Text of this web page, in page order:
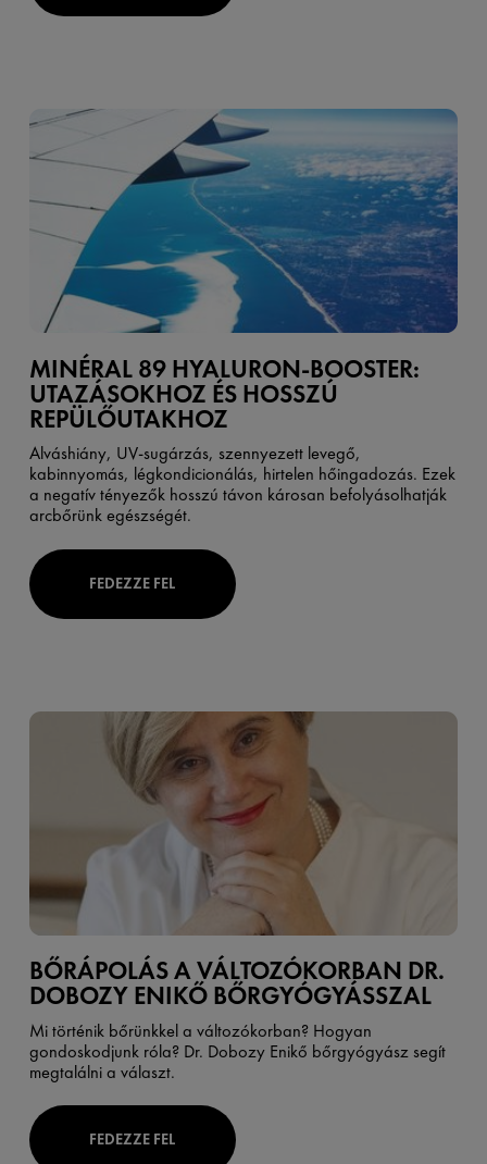
MINÉRAL 89 HYALURON-BOOSTER:
UTAZÁSOKHOZ ÉS HOSSZÚ
REPÜLŐUTAKHOZ
Alváshiány, UV-sugárzás, szennyezett levegő,
kabinnyomás, légkondicionálás, hirtelen hőingadozás. Ezek
a negatív tényezők hosszú távon károsan befolyásolhatják
arcbőrünk egészségét.
FEDEZZE FEL
BŐRÁPOLÁS A VÁLTOZÓKORBAN DR.
DOBOZY ENIKŐ BŐRGYÓGYÁSSZAL
Mi történik bőrünkkel a változókorban? Hogyan
gondoskodjunk róla? Dr. Dobozy Enikő bőrgyógyász segít
megtalálni a választ.
FEDEZZE FEL